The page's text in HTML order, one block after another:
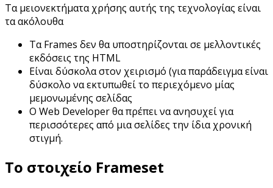
Τα μειονεκτήματα χρήσης αυτής της τεχνολογίας είναι
τα ακόλουθα
Τα Frames δεν θα υποστηρίζονται σε μελλοντικές
εκδόσεις της HTML
Είναι δύσκολα στον χειρισμό (για παράδειγμα είναι
δύσκολο να εκτυπωθεί το περιεχόμενο μίας
μεμονωμένης σελίδας
Ο Web Developer θα πρέπει να ανησυχεί για
περισσότερες από μια σελίδες την ίδια χρονική
στιγμή.
Το στοιχείο Frameset